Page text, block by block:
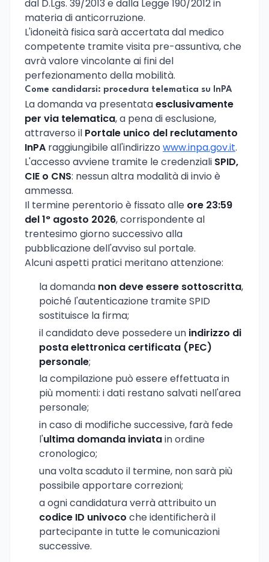
dal D.Lgs. 39/2013 e dalla Legge 190/2012 in
materia di anticorruzione.
L'idoneità fisica sarà accertata dal medico
competente tramite visita pre-assuntiva, che
avrà valore vincolante ai fini del
perfezionamento della mobilità.
Come candidarsi: procedura telematica su InPA
La domanda va presentataesclusivamente
per via telematica, a pena di esclusione,
attraverso il Portale unico del reclutamento
InPA raggiungibile all'indirizzo www.inpa.gov.it.
L'accesso avviene tramite le credenziali SPID,
CIE o CNS: nessun altra modalità di invio è
ammessa.
Il termine perentorio è fissato alle ore 23:59
del 1° agosto 2026, corrispondente al
trentesimo giorno successivo alla
pubblicazione dell'avviso sul portale.
Alcuni aspetti pratici meritano attenzione:
la domanda non deve essere sottoscritta,
poiché l'autenticazione tramite SPID
sostituisce la firma;
il candidato deve possedere un indirizzo di
posta elettronica certificata (PEC)
personale;
la compilazione può essere effettuata in
più momenti: i dati restano salvati nell'area
personale;
in caso di modifiche successive, farà fede
l'ultima domanda inviatain ordine
cronologico;
una volta scaduto il termine, non sarà più
possibile apportare correzioni;
a ogni candidatura verrà attribuito un
codice ID univoco che identificherà il
partecipante in tutte le comunicazioni
successive.